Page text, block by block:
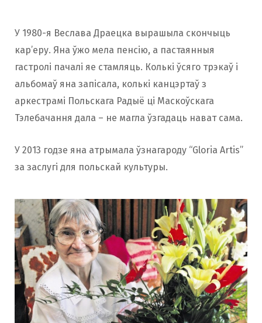
У 1980-я Веслава Драецка вырашыла скончыць
кар’еру. Яна ўжо мела пенсію, а пастаянныя
гастролі пачалі яе стамляць. Колькі ўсяго трэкаў і
альбомаў яна запісала, колькі канцэртаў з
аркестрамі Польскага Радыё ці Маскоўскага
Тэлебачання дала – не магла ўзгадаць нават сама.
У 2013 годзе яна атрымала ўзнагароду “Gloria Artis”
за заслугі для польскай культуры.